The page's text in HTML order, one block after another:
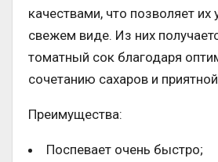
качествами, что позволяет их
свежем виде. Из них
томатный сок благодаря
сочетанию сахаров и
Преимущества:
Поспевает очень быстро;